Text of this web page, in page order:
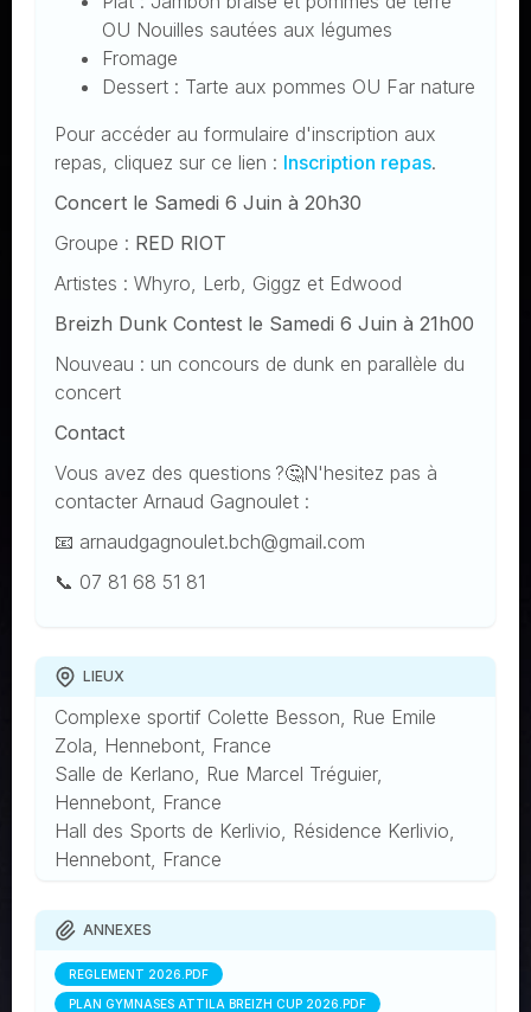
OU Nouilles sautées aux légumes
Fromage
Dessert : Tarte aux pommes OU Far nature
Pour accéder au formulaire d'inscription aux
repas, cliquez sur ce lien : Inscription repas.
Concert le Samedi 6 Juin à 20h30
Groupe : RED RIOT
Artistes : Whyro, Lerb, Giggz et Edwood
Breizh Dunk Contest le Samedi 6 Juin à 21h00
Nouveau : un concours de dunk en parallèle du
concert
Contact
Vous avez des questions ?🤔N'hesitez pas à
contacter Arnaud Gagnoulet :
📧 arnaudgagnoulet.bch@gmail.com
📞 07 81 68 51 81
LIEUX
Complexe sportif Colette Besson, Rue Emile
Zola, Hennebont, France
Salle de Kerlano, Rue Marcel Tréguier,
Hennebont, France
Hall des Sports de Kerlivio, Résidence Kerlivio,
Hennebont, France
ANNEXES
RÉGLEMENT 2026.PDF
PLAN GYMNASES ATTILA BREIZH CUP 2026.PDF